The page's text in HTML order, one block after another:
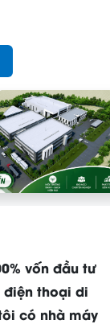
vốn đầu tư
điện thoại di
có nhà máy